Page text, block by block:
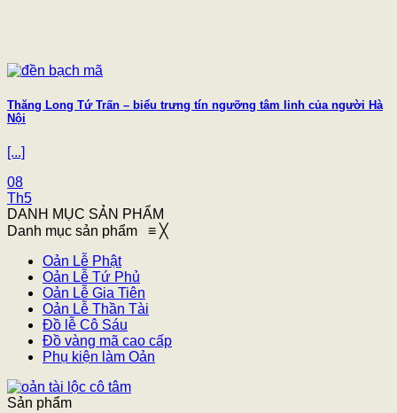
Thăng Long Tứ Trấn – biểu trưng tín ngưỡng tâm linh của người Hà
Nội
[...]
08
Th5
DANH MỤC SẢN PHẨM
Danh mục sản phẩm ≡ ╳
Oản Lễ Phật
Oản Lễ Tứ Phủ
Oản Lễ Gia Tiên
Oản Lễ Thần Tài
Đồ lễ Cô Sáu
Đồ vàng mã cao cấp
Phụ kiện làm Oản
Sản phẩm